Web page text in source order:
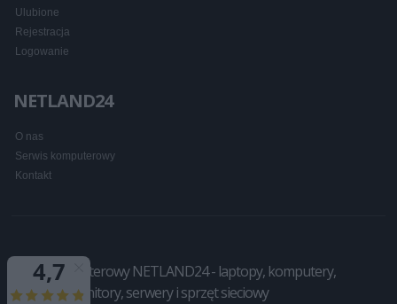
Ulubione
Rejestracja
Logowanie
NETLAND24
O nas
Serwis komputerowy
Kontakt
Sklep komputerowy NETLAND24 - laptopy, komputery,
drukarki, monitory, serwery i sprzęt sieciowy